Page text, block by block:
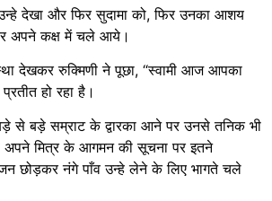
देखा और फिर सुदामा को, फिर उनका आशय
अपने कक्ष में चले आये।
देखकर रुक्मिणी ने पूछा, “स्वामी आज आपका
हो रहा है।
से बड़े सम्राट के द्वारका आने पर उनसे तनिक भी
अपने मित्र के आगमन की सूचना पर इतने
छोड़कर नंगे पाँव उन्हे लेने के लिए भागते चले